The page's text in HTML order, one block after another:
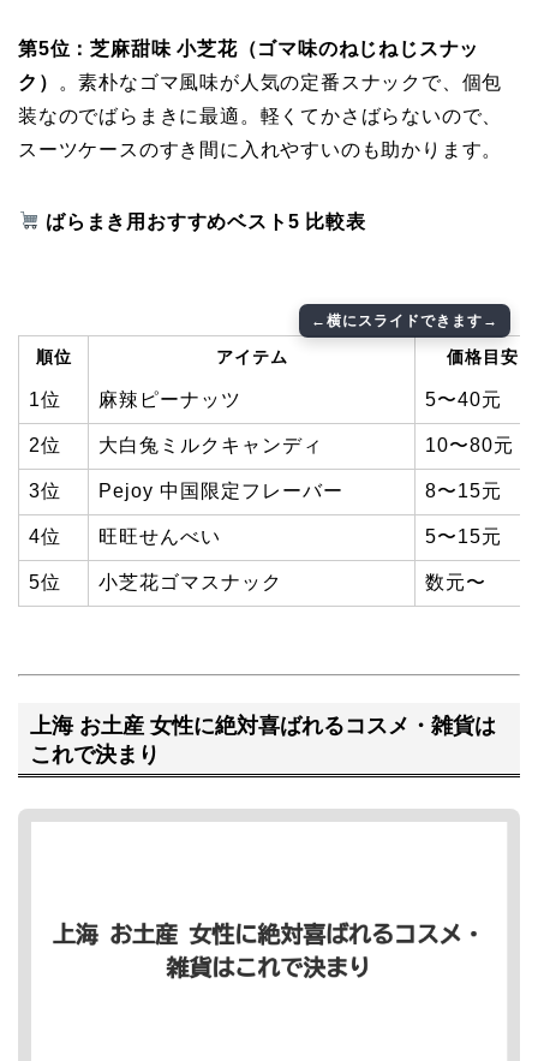
第5位：芝麻甜味 小芝花（ゴマ味のねじねじスナッ
ク）
。素朴なゴマ風味が人気の定番スナックで、個包
装なのでばらまきに最適。軽くてかさばらないので、
スーツケースのすき間に入れやすいのも助かります。
ばらまき用おすすめベスト5 比較表
順位 アイテム 価格目安
1位 麻辣ピーナッツ 5〜40元
2位 大白兔ミルクキャンディ 10〜80元
3位 Pejoy 中国限定フレーバー 8〜15元
4位 旺旺せんべい 5〜15元
5位 小芝花ゴマスナック 数元〜
上海 お土産 女性に絶対喜ばれるコスメ・雑貨は
これで決まり